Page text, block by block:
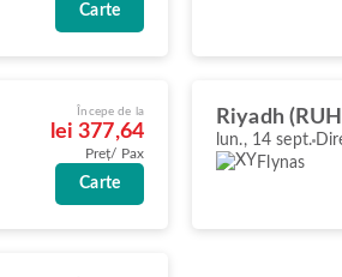
Carte
Începe de la
lei 377,64
Preț/ Pax
Carte
Riyadh
lun., 14 sept.
Flynas